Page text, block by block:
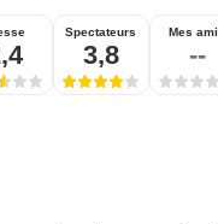
Spectateurs
3,8
Mes
--